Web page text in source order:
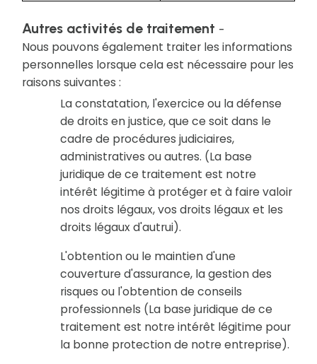
Autres activités de traitement -
Nous pouvons également traiter les informations
personnelles lorsque cela est nécessaire pour les
raisons suivantes :
La constatation, l'exercice ou la défense
de droits en justice, que ce soit dans le
cadre de procédures judiciaires,
administratives ou autres. (La base
juridique de ce traitement est notre
intérêt légitime à protéger et à faire valoir
nos droits légaux, vos droits légaux et les
droits légaux d'autrui).
L'obtention ou le maintien d'une
couverture d'assurance, la gestion des
risques ou l'obtention de conseils
professionnels (La base juridique de ce
traitement est notre intérêt légitime pour
la bonne protection de notre entreprise).